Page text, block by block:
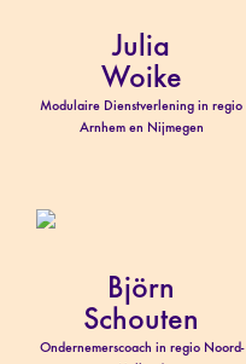
Julia
Woike
Modulaire Dienstverlening in regio
Arnhem en Nijmegen
Björn
Schouten
Ondernemerscoach in regio Noord-